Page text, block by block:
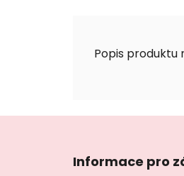
Popis produktu
Informace pro